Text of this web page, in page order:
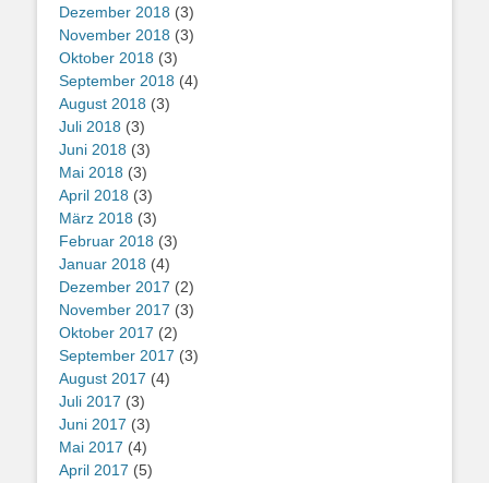
Dezember 2018 (3)
November 2018 (3)
Oktober 2018 (3)
September 2018 (4)
August 2018 (3)
Juli 2018 (3)
Juni 2018 (3)
Mai 2018 (3)
April 2018 (3)
März 2018 (3)
Februar 2018 (3)
Januar 2018 (4)
Dezember 2017 (2)
November 2017 (3)
Oktober 2017 (2)
September 2017 (3)
August 2017 (4)
Juli 2017 (3)
Juni 2017 (3)
Mai 2017 (4)
April 2017 (5)